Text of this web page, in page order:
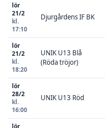
lör
21/2
kl.
17:10
Djurgårdens IF BK
lör
21/2
kl.
18:20
UNIK U13 Blå
(Röda tröjor)
lör
28/2
kl.
16:00
UNIK U13 Röd
lör